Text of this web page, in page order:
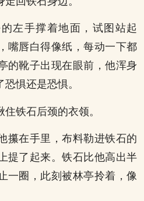
左手撑着地面，试图站起
嘴唇白得像纸，每动一下都
的靴子出现在眼前，他浑身
惧还是恐惧。
铁石后颈的衣领。
攥在手里，布料勒进铁石的
提了起来。铁石比他高出半
一圈，此刻被林亭拎着，像